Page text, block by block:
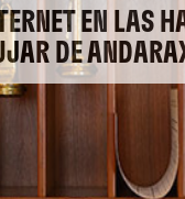
EN LAS
DE